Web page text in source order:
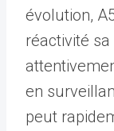
évolution,
réactivité
en
peut